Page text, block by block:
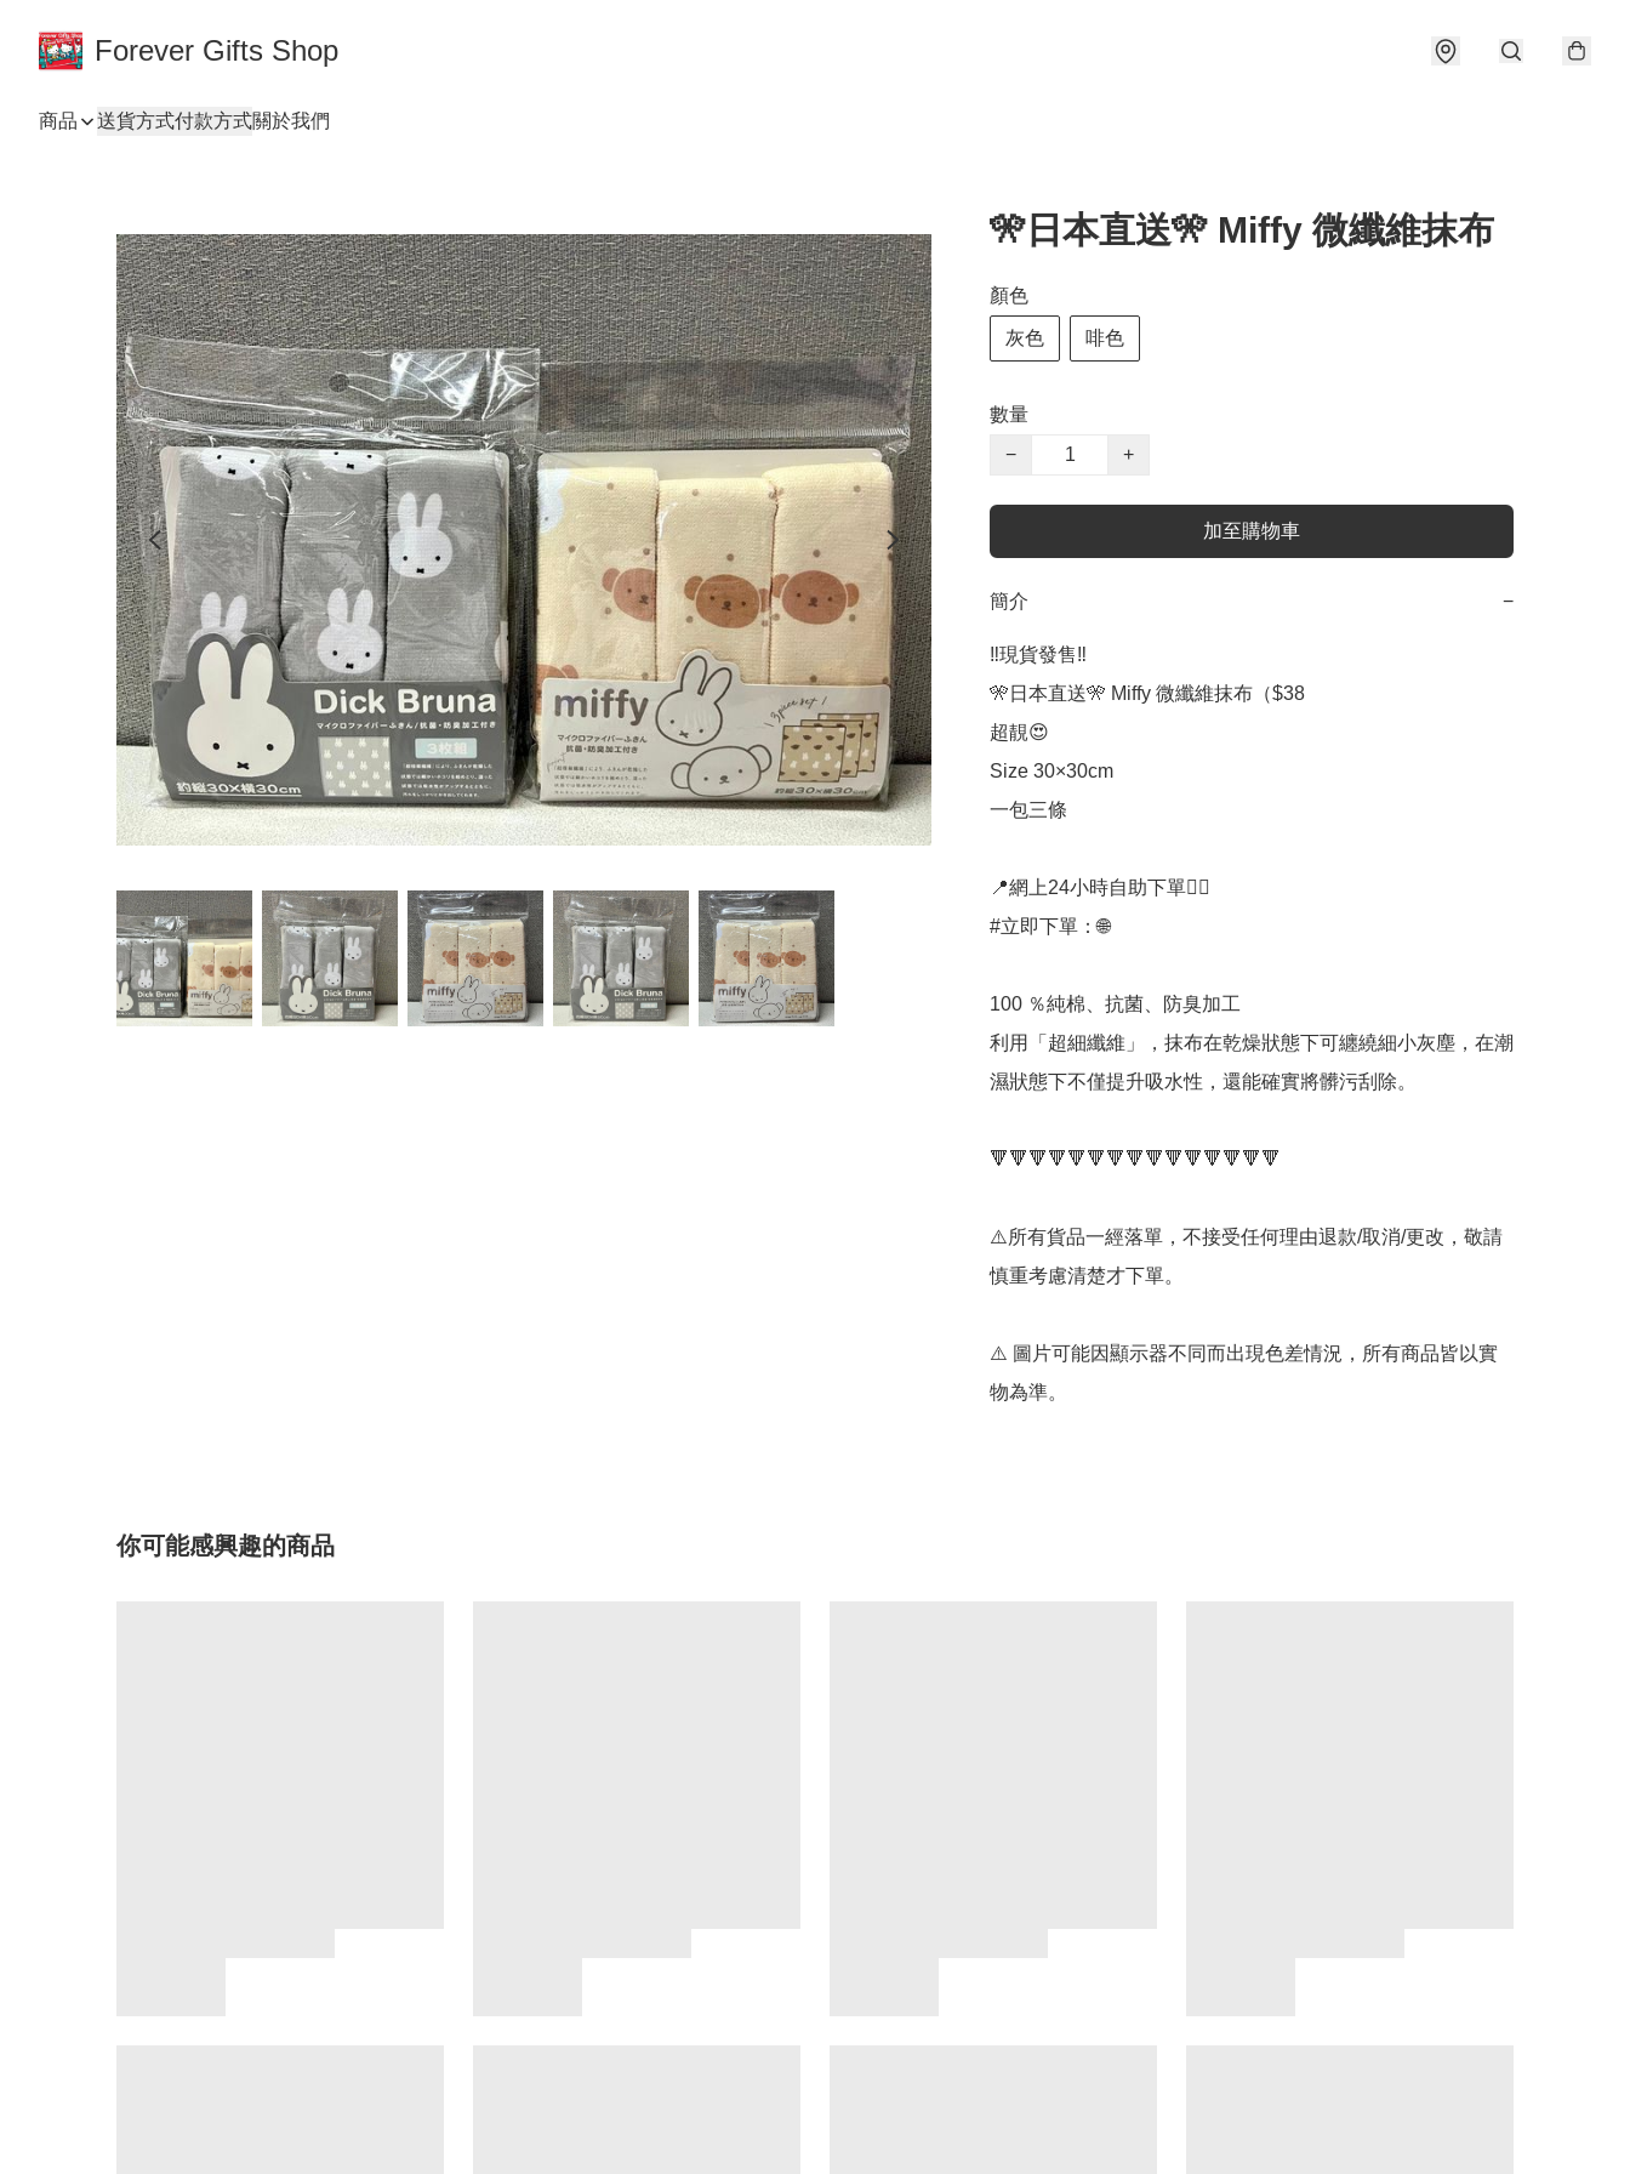
Forever Gifts Shop
商品 送貨方式付款方式關於我們
🎌日本直送🎌 Miffy 微纖維抹布
顏色
灰色 啡色
數量
−
+
加至購物車
簡介 −
‼️現貨發售‼️
🎌日本直送🎌 Miffy 微纖維抹布（$38
超靚😍
Size 30×30cm
一包三條
📍網上24小時自助下單👍🏻
#立即下單：🌐
100 ％純棉、抗菌、防臭加工
利用「超細纖維」，抹布在乾燥狀態下可纏繞細小灰塵，在潮
濕狀態下不僅提升吸水性，還能確實將髒污刮除。
🔻🔻🔻🔻🔻🔻🔻🔻🔻🔻🔻🔻🔻🔻🔻
⚠️所有貨品一經落單，不接受任何理由退款/取消/更改，敬請
慎重考慮清楚才下單。
⚠️ 圖片可能因顯示器不同而出現色差情況，所有商品皆以實
物為準。
你可能感興趣的商品